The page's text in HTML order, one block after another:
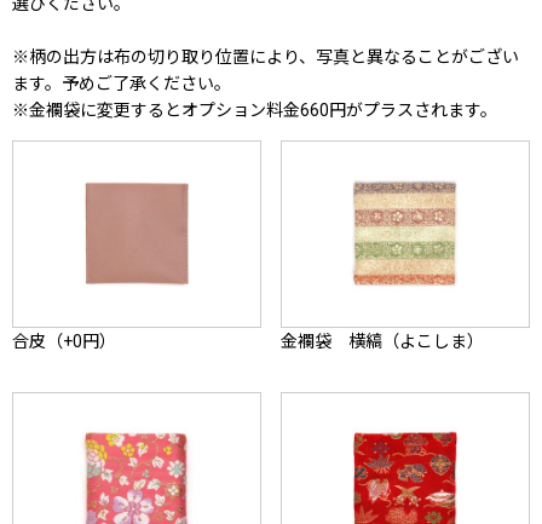
※柄の出方は布の切り取り位置により、写真と異なることがござい
ます。予めご了承ください。
※金襴袋に変更するとオプション料金660円がプラスされます。
合皮（+0円） 金襴袋 横縞（よこしま）